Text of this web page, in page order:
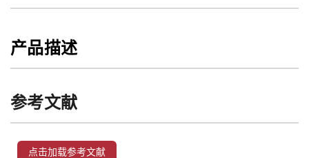
产品描述
参考文献
点击加载参考文献